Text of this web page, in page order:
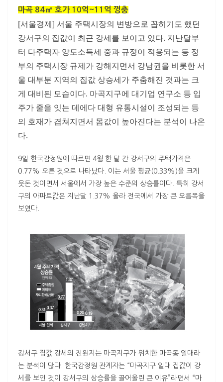
마곡 84㎡ 호가 10억~11억 껑충
[서울경제] 서울 주택시장의 변방으로 꼽히기도 했던
강서구의 집값이 최근 강세를 보이고 있다. 지난달부
터 다주택자 양도소득세 중과 규정이 적용되는 등 정
부의 주택시장 규제가 강해지면서 강남권을 비롯한 서
울 대부분 지역의 집값 상승세가 주춤해진 것과는 크
게 대비된 모습이다. 마곡지구에 대기업 연구소 등 입
주가 줄을 잇는 데에다 대형 유통시설이 조성되는 등
의 호재가 겹쳐지면서 몸값이 높아진다는 분석이 나온
다.
9일 한국감정원에 따르면 4월 한 달 간 강서구의 주택가격은
0.77% 오른 것으로 나타났다. 이는 서울 평균(0.33%)을 크게
웃돈 것이면서 서울에서 가장 높은 수준의 상승률이다. 특히 강서
구의 아파트값은 지난달 1.37% 올라 전국에서 가장 큰 오름폭을
보였다.
강서구 집값 강세의 진원지는 마곡지구가 위치한 마곡동 일대라
는 분석이 많다. 한국감정원 관계자는 “마곡지구 일대 집값이 강
세를 보인 것이 강서구의 상승률을 끌어올린 큰 이유”라면서 “마